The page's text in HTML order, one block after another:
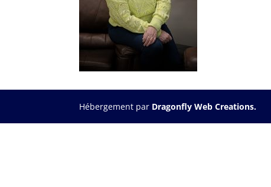
Hébergement par Dragonfly Web Creations.